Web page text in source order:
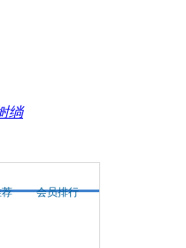
绱
会员排行